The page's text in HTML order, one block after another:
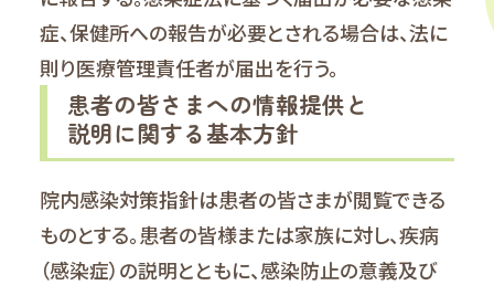
症、保健所への報告が必要とされる場合は、法に
則り医療管理責任者が届出を行う。
患者の皆さまへの情報提供と
説明に関する基本方針
院内感染対策指針は患者の皆さまが閲覧できる
ものとする。患者の皆様または家族に対し、疾病
（感染症）の説明とともに、感染防止の意義及び